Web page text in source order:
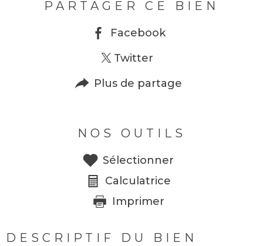
PARTAGER CE BIEN
Facebook
Twitter
Plus de partage
NOS OUTILS
Sélectionner
Calculatrice
Imprimer
DESCRIPTIF DU BIEN